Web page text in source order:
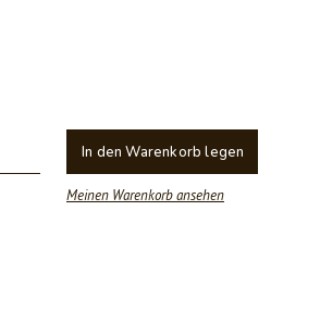
In den Warenkorb legen
Meinen Warenkorb ansehen